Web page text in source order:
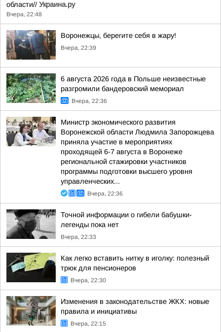
области// Украина.ру
Вчера, 22:48
Воронежцы, берегите себя в жару!
Вчера, 22:39
6 августа 2026 года в Польше неизвестные
разгромили бандеровский мемориал
Вчера, 22:36
Министр экономического развития
Воронежской области Людмила Запорожцева
приняла участие в мероприятиях
проходящей 6-7 августа в Воронеже
региональной стажировки участников
программы подготовки высшего уровня
управленческих...
Вчера, 22:36
Точной информации о гибели бабушки-
легенды пока нет
Вчера, 22:33
Как легко вставить нитку в иголку: полезный
трюк для пенсионеров
Вчера, 22:30
Изменения в законодательстве ЖКХ: новые
правила и инициативы
Вчера, 22:15